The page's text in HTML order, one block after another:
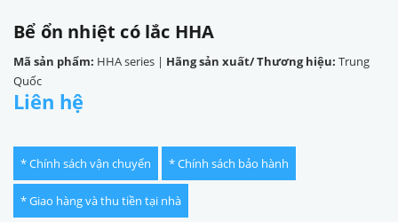
Bể ổn nhiệt có lắc HHA
Mã sản phẩm: HHA series | Hãng sản xuất/ Thương hiệu: Trung
Quốc
Liên hệ
* Chính sách vận chuyển * Chính sách bảo hành
* Giao hàng và thu tiền tại nhà